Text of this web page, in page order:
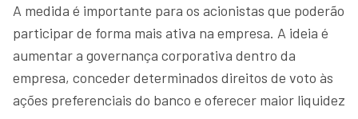
A medida é importante para os acionistas que poderão
participar de forma mais ativa na empresa. A ideia é
aumentar a governança corporativa dentro da
empresa, conceder determinados direitos de voto às
ações preferenciais do banco e oferecer maior liquidez